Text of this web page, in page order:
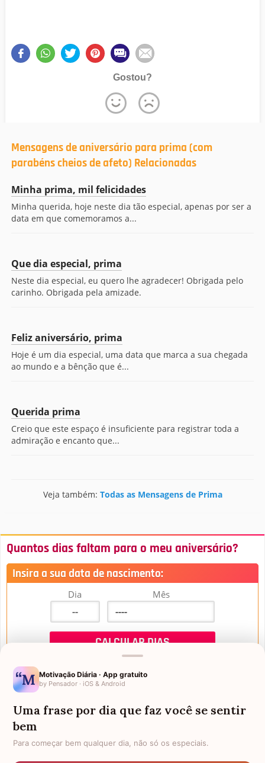
Gostou?
Mensagens de aniversário para prima (com
parabéns cheios de afeto) Relacionadas
Minha prima, mil felicidades
Minha querida, hoje neste dia tão especial, apenas por ser a
data em que comemoramos a...
Que dia especial, prima
Neste dia especial, eu quero lhe agradecer! Obrigada pelo
carinho. Obrigada pela amizade.
Feliz aniversário, prima
Hoje é um dia especial, uma data que marca a sua chegada
ao mundo e a bênção que é...
Querida prima
Creio que este espaço é insuficiente para registrar toda a
admiração e encanto que...
Veja também: Todas as Mensagens de Prima
Quantos dias faltam para o meu aniversário?
Insira a sua data de nascimento:
Dia Mês
Mensagens de Aniversário
FALTAM 3 DIAS PARA O MEU
Motivação Diária · App gratuito
by Pensador · iOS & Android
Uma frase por dia que faz você se sentir
bem
Para começar bem qualquer dia, não só os especiais.